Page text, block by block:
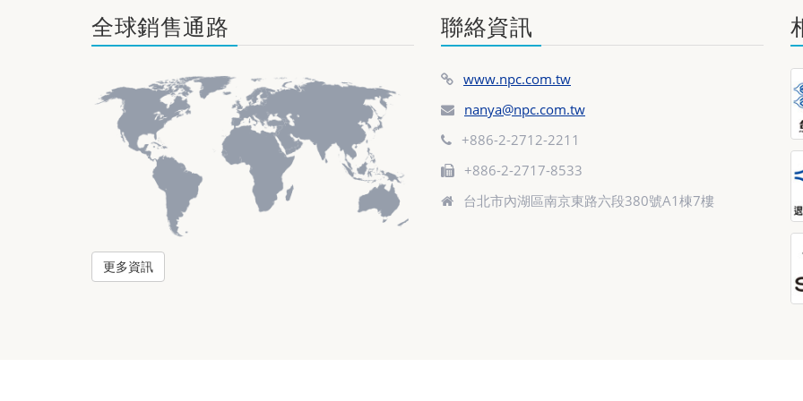
全球銷售通路
更多資訊
聯絡資訊
www.npc.com.tw
nanya@npc.com.tw
+886-2-2712-2211
+886-2-2717-8533
台北市內湖區南京東路六段380號A1棟7樓